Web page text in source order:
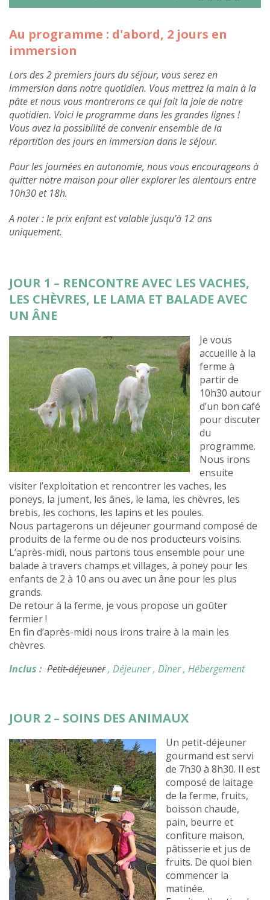
Au programme : d'abord, 2 jours en
immersion
Lors des 2 premiers jours du séjour, vous serez en
immersion dans notre quotidien. Vous mettrez la main à la
pâte et nous vous montrerons ce qui fait la joie de notre
quotidien. Voici le programme dans les grandes lignes !
Vous avez la possibilité de convenir ensemble de la
répartition des jours en immersion dans le séjour.
Pour les journées en autonomie, nous vous encourageons à
quitter notre maison pour aller explorer les alentours entre
10h30 et 18h.
A noter : le prix enfant est valable jusqu’à 12 ans
uniquement.
JOUR 1 – RENCONTRE AVEC LES VACHES,
LES CHÈVRES, LE LAMA ET BALADE AVEC
UN ÂNE
Je vous
accueille à la
ferme à
partir de
10h30 autour
d’un bon café
pour discuter
du
programme.
Nous irons
ensuite
visiter l’exploitation et rencontrer les vaches, les
poneys, la jument, les ânes, le lama, les chèvres, les
brebis, les cochons, les lapins et les poules.
Nous partagerons un déjeuner gourmand composé de
produits de la ferme ou de nos producteurs voisins.
L’après-midi, nous partons tous ensemble pour une
balade à travers champs et villages, à poney pour les
enfants de 2 à 10 ans ou avec un âne pour les plus
grands.
De retour à la ferme, je vous propose un goûter
fermier !
En fin d’après-midi nous irons traire à la main les
chèvres.
Inclus : Petit-déjeuner, Déjeuner, Dîner, Hébergement
JOUR 2 – SOINS DES ANIMAUX
Un petit-déjeuner
gourmand est servi
de 7h30 à 8h30. Il est
composé de laitage
de la ferme, fruits,
boisson chaude,
pain, beurre et
confiture maison,
pâtisserie et jus de
fruits. De quoi bien
commencer la
matinée.